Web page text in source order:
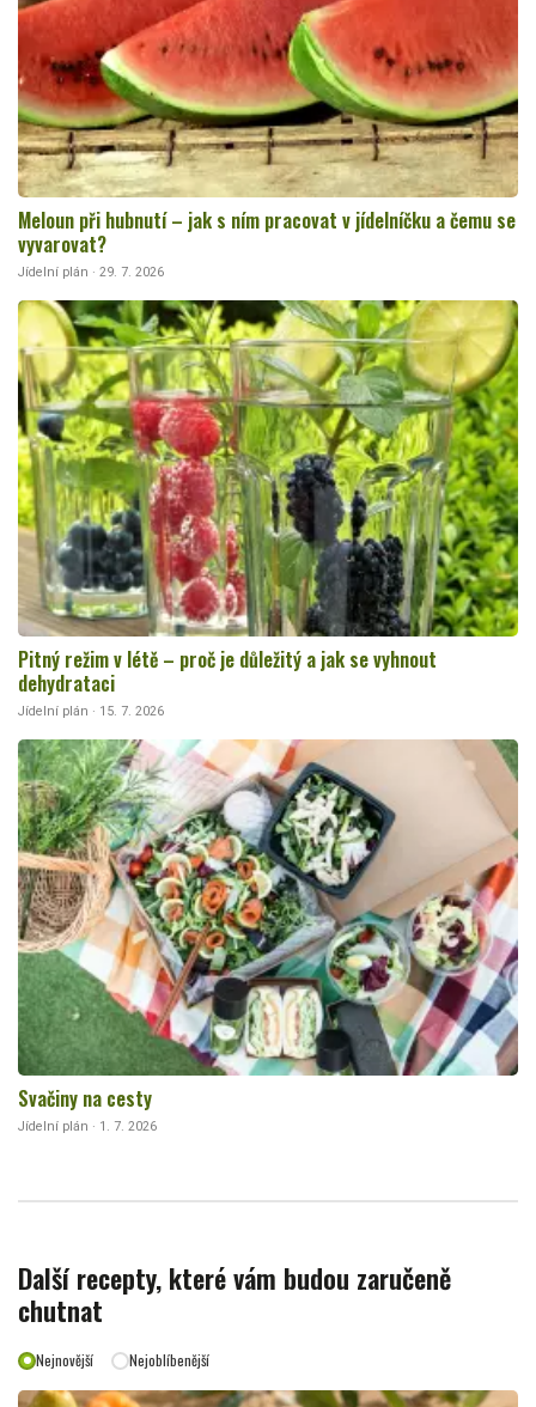
Meloun při hubnutí – jak s ním pracovat v jídelníčku a čemu se
vyvarovat?
Jídelní plán · 29. 7. 2026
Pitný režim v létě – proč je důležitý a jak se vyhnout
dehydrataci
Jídelní plán · 15. 7. 2026
Svačiny na cesty
Jídelní plán · 1. 7. 2026
Další recepty, které vám budou zaručeně
chutnat
Nejnovější Nejoblíbenější